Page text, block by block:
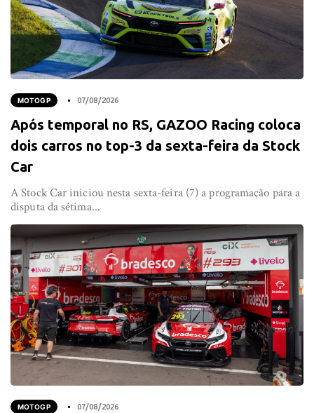
MOTOGP 07/08/2026
Após temporal no RS, GAZOO Racing coloca
dois carros no top-3 da sexta-feira da Stock
Car
A Stock Car iniciou nesta sexta-feira (7) a programação para a
disputa da sétima...
MOTOGP 07/08/2026